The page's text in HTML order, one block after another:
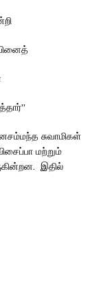
சுவாமிகள்
மற்றும்
இதில்